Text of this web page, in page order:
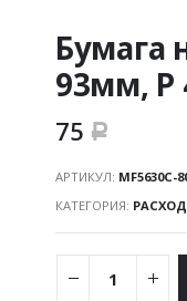
Бумага
93мм, Р
75 Р
АРТИКУЛ: MF5630C-
КАТЕГОРИЯ: